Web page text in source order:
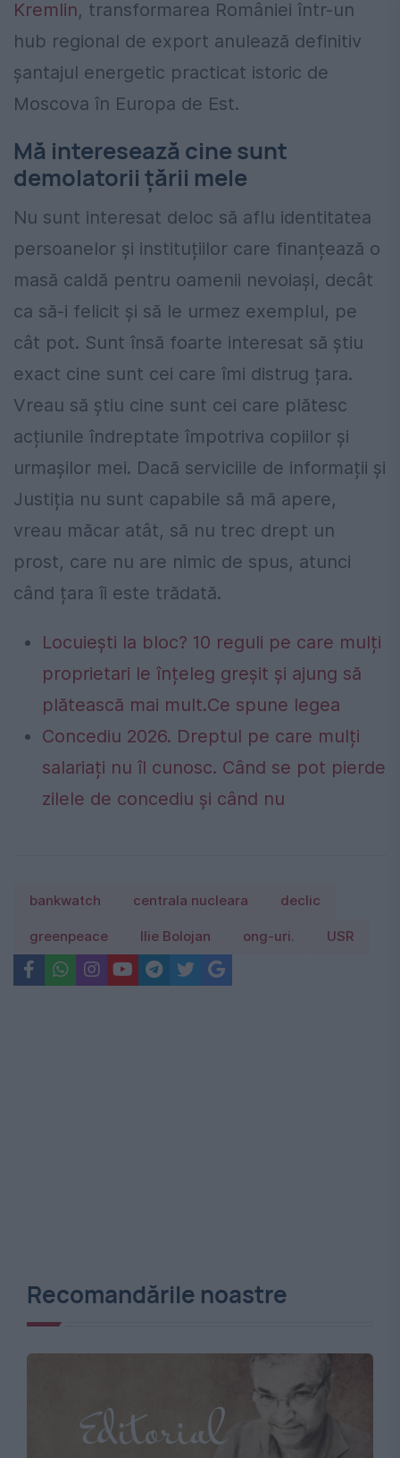
Kremlin, transformarea României într-un
hub regional de export anulează definitiv
șantajul energetic practicat istoric de
Moscova în Europa de Est.
Mă interesează cine sunt
demolatorii țării mele
Nu sunt interesat deloc să aflu identitatea
persoanelor și instituțiilor care finanțează o
masă caldă pentru oamenii nevoiași, decât
ca să-i felicit și să le urmez exemplul, pe
cât pot. Sunt însă foarte interesat să știu
exact cine sunt cei care îmi distrug țara.
Vreau să știu cine sunt cei care plătesc
acțiunile îndreptate împotriva copiilor și
urmașilor mei. Dacă serviciile de informații și
Justiția nu sunt capabile să mă apere,
vreau măcar atât, să nu trec drept un
prost, care nu are nimic de spus, atunci
când țara îi este trădată.
Locuiești la bloc? 10 reguli pe care mulți
proprietari le înțeleg greșit și ajung să
plătească mai mult.Ce spune legea
Concediu 2026. Dreptul pe care mulți
salariați nu îl cunosc. Când se pot pierde
zilele de concediu și când nu
bankwatch centrala nucleara declic
greenpeace Ilie Bolojan ong-uri. USR
Recomandările noastre